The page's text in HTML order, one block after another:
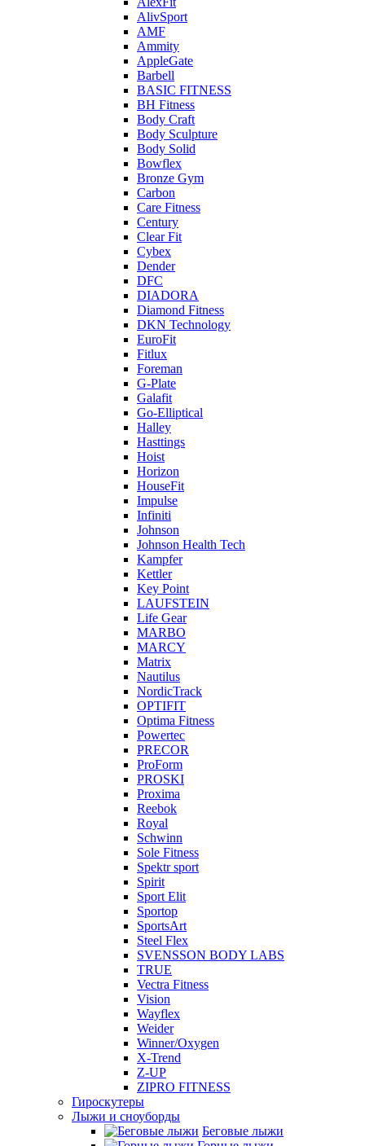
AlivSport
AMF
Ammity
AppleGate
Barbell
BASIC FITNESS
BH Fitness
Body Craft
Body Sculpture
Body Solid
Bowflex
Bronze Gym
Carbon
Care Fitness
Century
Clear Fit
Cybex
Dender
DFC
DIADORA
Diamond Fitness
DKN Technology
EuroFit
Fitlux
Foreman
G-Plate
Galafit
Go-Elliptical
Halley
Hasttings
Hoist
Horizon
HouseFit
Impulse
Infiniti
Johnson
Johnson Health Tech
Kampfer
Kettler
Key Point
LAUFSTEIN
Life Gear
MARBO
MARCY
Matrix
Nautilus
NordicTrack
OPTIFIT
Optima Fitness
Powertec
PRECOR
ProForm
PROSKI
Proxima
Reebok
Royal
Schwinn
Sole Fitness
Spektr sport
Spirit
Sport Elit
Sportop
SportsArt
Steel Flex
SVENSSON BODY LABS
TRUE
Vectra Fitness
Vision
Wayflex
Weider
Winner/Oxygen
X-Trend
Z-UP
ZIPRO FITNESS
Гироскутеры
Лыжи и сноуборды
Беговые лыжи